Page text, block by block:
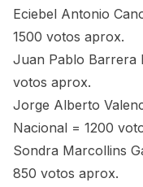
Eciebel Antonio
1500 votos aprox.
Juan Pablo Barrera
votos aprox.
Jorge Alberto
Nacional = 1200
Sondra Marcollins
850 votos aprox.